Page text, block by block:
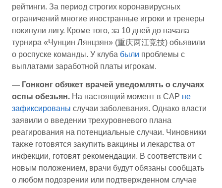
рейтинги. За период строгих коронавирусных
ограничений многие иностранные игроки и тренеры
покинули лигу. Кроме того, за 10 дней до начала
турнира «Чунцин Лянцзян» (重庆两江竞技) объявили
о роспуске команды. У клуба были проблемы с
выплатами заработной платы игрокам.
— Гонконг обяжет врачей уведомлять о случаях
оспы обезьян. На настоящий момент в САР не
зафиксированы случаи заболевания. Однако власти
заявили о введении трехуровневого плана
реагирования на потенциальные случаи. Чиновники
также готовятся закупить вакцины и лекарства от
инфекции, готовят рекомендации. В соответствии с
новым положением, врачи будут обязаны сообщать
о любом подозрении или подтвержденном случае